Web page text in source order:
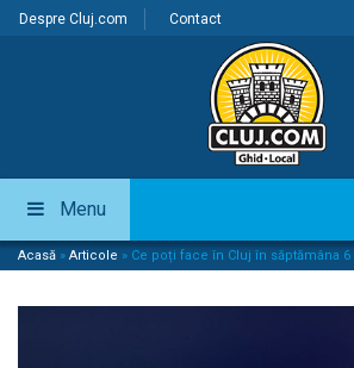
Despre Cluj.com Contact
Menu
Acasă » Articole » Ce poți face în Cluj în săptămâna